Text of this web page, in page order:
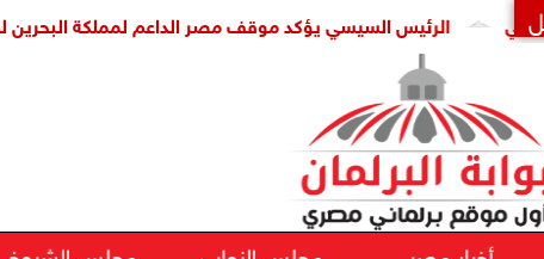
السيسي يؤكد موقف مصر الداعم لمملكة البحرين لحماية أمنها